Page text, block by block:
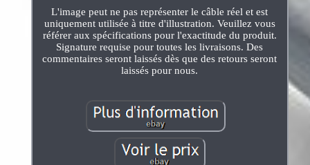
L'image peut ne pas représenter le câble réel et est
uniquement utilisée à titre d'illustration. Veuillez vous
référer aux spécifications pour l'exactitude du produit.
Signature requise pour toutes les livraisons. Des
commentaires seront laissés dès que des retours seront
laissés pour nous.